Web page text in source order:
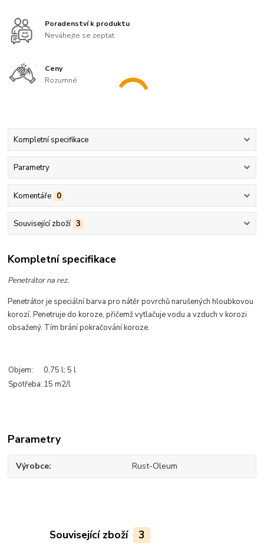
Poradenství k produktu
Neváhejte se zeptat
Ceny
Rozumné
Kompletní specifikace
Parametry
Komentáře 0
Související zboží 3
Kompletní specifikace
Penetrátor na rez.
Penetrátor je speciální barva pro nátěr povrchů narušených hloubkovou
korozí. Penetruje do koroze, přičemž vytlačuje vodu a vzduch v korozi
obsažený. Tím brání pokračování koroze.
Objem:
0,75 l; 5 l
Spotřeba: 15 m2/l
Parametry
Výrobce Rust-Oleum
Související zboží 3